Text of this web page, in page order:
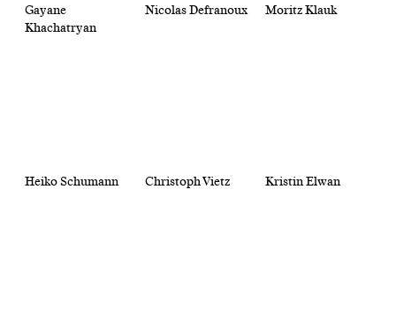
Gayane
Khachatryan
Nicolas Defranoux Moritz Klauk
Heiko Schumann Christoph Vietz Kristin Elwan